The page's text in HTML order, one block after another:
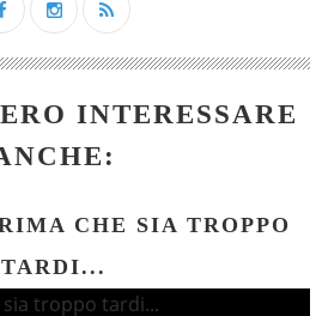
INTERESSARE
CHE SIA TROPPO
TARDI...